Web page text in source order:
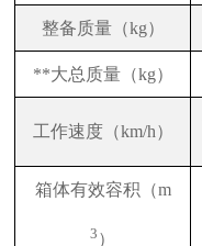
整备质量（kg）
**大总质量（kg）
工作速度（km/h）
箱体有效容积（m
3 ）